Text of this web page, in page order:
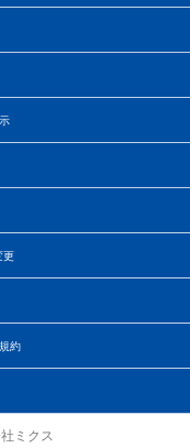
更
約
ミクス